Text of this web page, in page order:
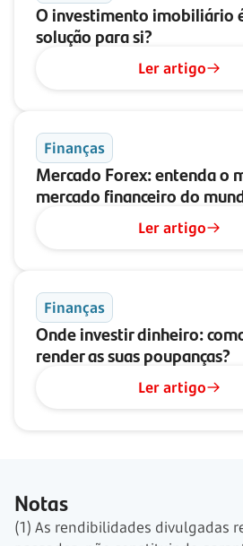
O investimento imobiliário
solução para si?
Ler artigo
Finanças
Mercado Forex: entenda o
mercado financeiro do
Ler artigo
Finanças
Onde investir dinheiro:
render as suas poupanças?
Ler artigo
Notas
(1) As rendibilidades divulgadas